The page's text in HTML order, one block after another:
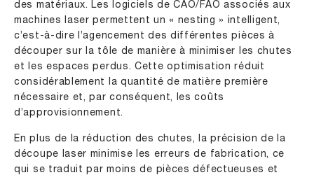
des matériaux. Les logiciels de CAO/FAO associés aux
machines laser permettent un « nesting » intelligent,
c’est-à-dire l’agencement des différentes pièces à
découper sur la tôle de manière à minimiser les chutes
et les espaces perdus. Cette optimisation réduit
considérablement la quantité de matière première
nécessaire et, par conséquent, les coûts
d’approvisionnement.
En plus de la réduction des chutes, la précision de la
découpe laser minimise les erreurs de fabrication, ce
qui se traduit par moins de pièces défectueuses et